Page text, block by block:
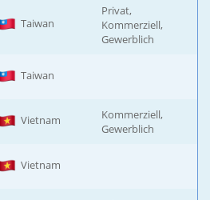
Taiwan
Privat,
Kommerziell,
Gewerblich
Taiwan
Vietnam
Kommerziell,
Gewerblich
Vietnam